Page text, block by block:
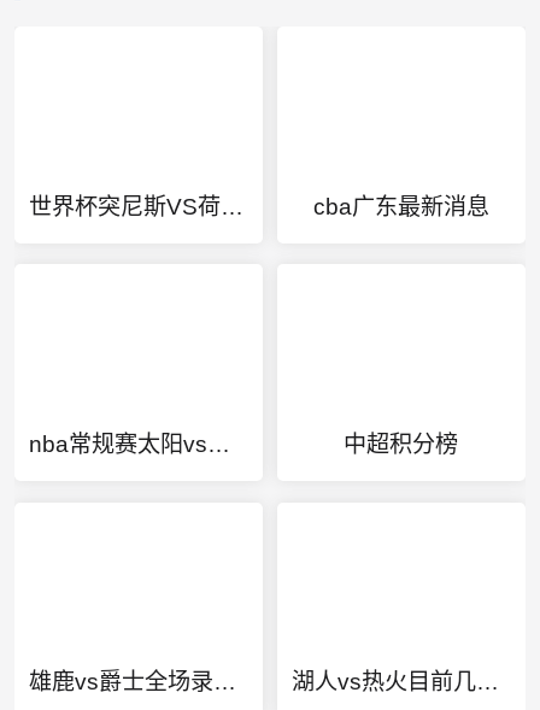
世界杯突尼斯VS荷兰直播 cba广东最新消息
nba常规赛太阳vs掘金 中超积分榜
雄鹿vs爵士全场录像回放 湖人vs热火目前几比几